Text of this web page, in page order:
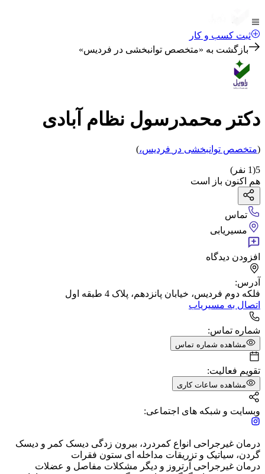
ثبت کسب و کار
بازگشت به «متخصص توانبخشی در فردیس»
دکتر محمدرسول نظام آبادی
(متخصص توانبخشی در فردیس،)
5
(
1 نفر)
هم اکنون باز است
تماس
مسیریابی
افزودن دیدگاه
آدرس:
فلکه دوم فردیس، خیابان پانزدهم، پلاک 4 طبقه اول
اتصال به مسیریاب
شماره تماس:
مشاهده شماره تماس
تقویم فعالیت:
مشاهده ساعات کاری
وبسایت و شبکه های اجتماعی:
درمان غیرجراحی انواع کمردرد، بیرون زدگی دیسک کمر و دیسک
گردن، سیاتیک و تزریقات مداخله ای ستون فقرات
درمان غیرجراحی آرتروز و دیگر مشکلات مفاصل و عضلات